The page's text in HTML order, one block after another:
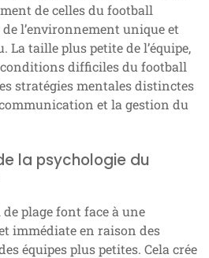
de celles du football
l’environnement unique et
La taille plus petite de l’équipe,
difficiles du football
stratégies mentales distinctes
et la gestion du
la psychologie du
plage font face à une
immédiate en raison des
équipes plus petites. Cela crée